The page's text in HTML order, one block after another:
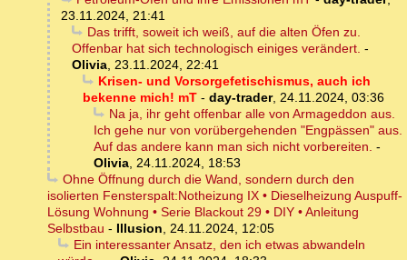
23.11.2024, 21:41
Das trifft, soweit ich weiß, auf die alten Öfen zu.
Offenbar hat sich technologisch einiges verändert. -
Olivia, 23.11.2024, 22:41
Krisen- und Vorsorgefetischismus, auch ich
bekenne mich! mT - day-trader, 24.11.2024, 03:36
Na ja, ihr geht offenbar alle von Armageddon aus.
Ich gehe nur von vorübergehenden "Engpässen" aus.
Auf das andere kann man sich nicht vorbereiten. -
Olivia, 24.11.2024, 18:53
Ohne Öffnung durch die Wand, sondern durch den
isolierten Fensterspalt:Notheizung IX • Dieselheizung Auspuff-
Lösung Wohnung • Serie Blackout 29 • DIY • Anleitung
Selbstbau - Illusion, 24.11.2024, 12:05
Ein interessanter Ansatz, den ich etwas abwandeln